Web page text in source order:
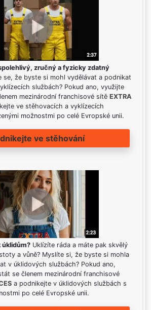
zručný a fyzicky zdatný
se, že byste si mohl vydělávat a podnikat
službách? Pokud ano, využijte
mezinárodní franchisové sítě EXTRA
ve stěhovacích a vyklízecích
možnostmi po celé Evropské unii.
ve stěhování
úklidům? Uklízíte ráda a máte pak skvělý
a vůně? Myslíte si, že byste si mohla
v úklidových službách? Pokud ano,
se členem mezinárodní franchisové
a podnikejte v úklidových službách s
po celé Evropské unii.